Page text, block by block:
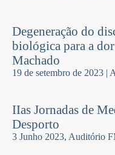
Degeneração do
biológica para a
Machado
19 de setembro de 2023 |
IIas Jornadas de
Desporto
3 Junho 2023, Auditório